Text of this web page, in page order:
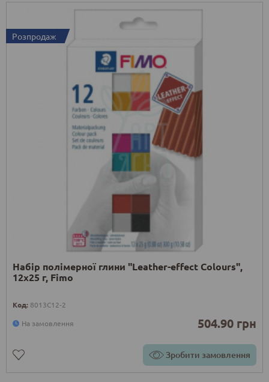
Розпродаж
Набір полімерної глини "Leather-effect Colours",
12х25 г, Fimo
Код: 8013C12-2
На замовлення
504.90 грн
Зробити замовлення